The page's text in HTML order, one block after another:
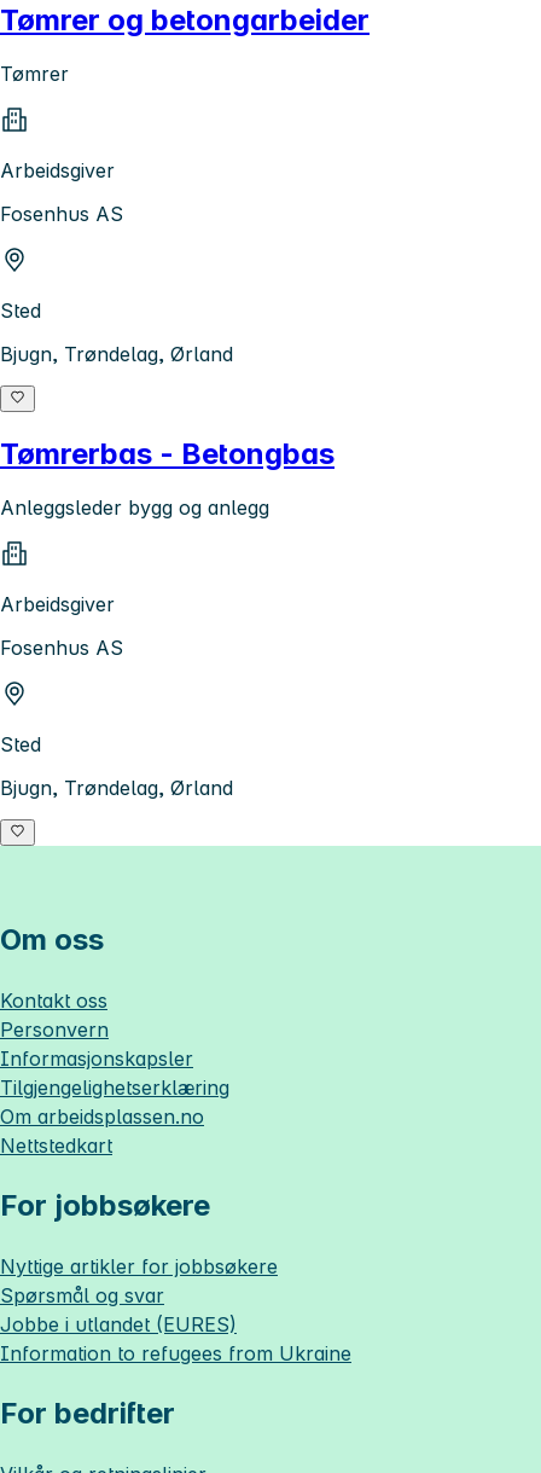
Tømrer og betongarbeider
Tømrer
Arbeidsgiver
Fosenhus AS
Sted
Bjugn, Trøndelag, Ørland
Tømrerbas - Betongbas
Anleggsleder bygg og anlegg
Arbeidsgiver
Fosenhus AS
Sted
Bjugn, Trøndelag, Ørland
Om oss
Kontakt oss
Personvern
Informasjonskapsler
Tilgjengelighetserklæring
Om arbeidsplassen.no
Nettstedkart
For jobbsøkere
Nyttige artikler for jobbsøkere
Spørsmål og svar
Jobbe i utlandet (EURES)
Information to refugees from Ukraine
For bedrifter